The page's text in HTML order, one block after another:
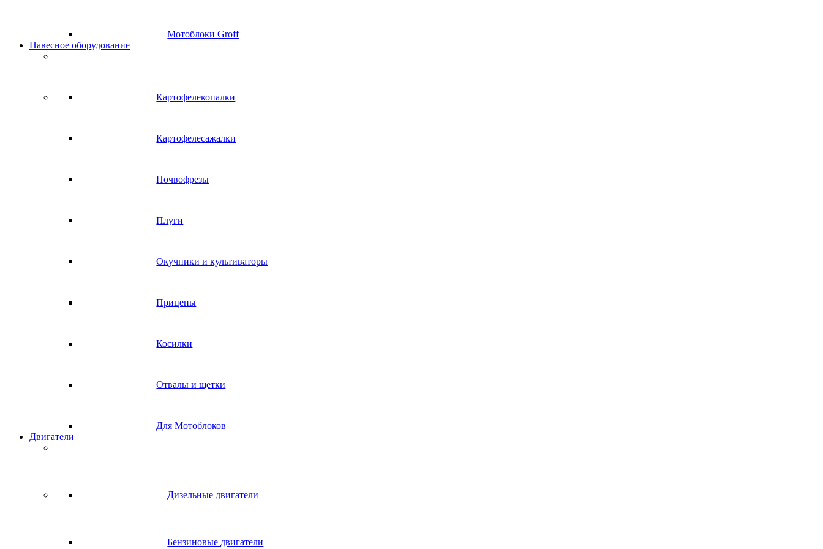
Мотоблоки Groff
Навесное оборудование
Картофелекопалки
Картофелесажалки
Почвофрезы
Плуги
Окучники и культиваторы
Прицепы
Косилки
Отвалы и щетки
Для Мотоблоков
Двигатели
Дизельные двигатели
Бензиновые двигатели